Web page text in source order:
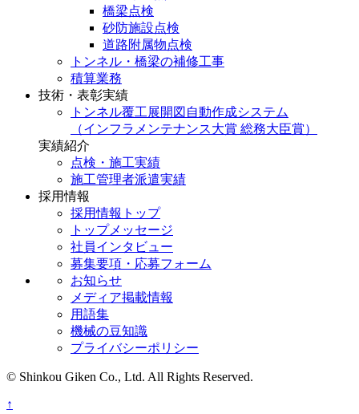
橋梁点検
砂防施設点検
道路附属物点検
トンネル・橋梁の補修工事
積算業務
技術・表彰実績
トンネル覆工展開図自動作成システム
（インフラメンテナンス大賞 総務大臣賞）
実績紹介
点検・施工実績
施工管理者派遣実績
採用情報
採用情報トップ
トップメッセージ
社員インタビュー
募集要項・応募フォーム
お知らせ
メディア掲載情報
用語集
機械の豆知識
プライバシーポリシー
© Shinkou Giken Co., Ltd. All Rights Reserved.
↑